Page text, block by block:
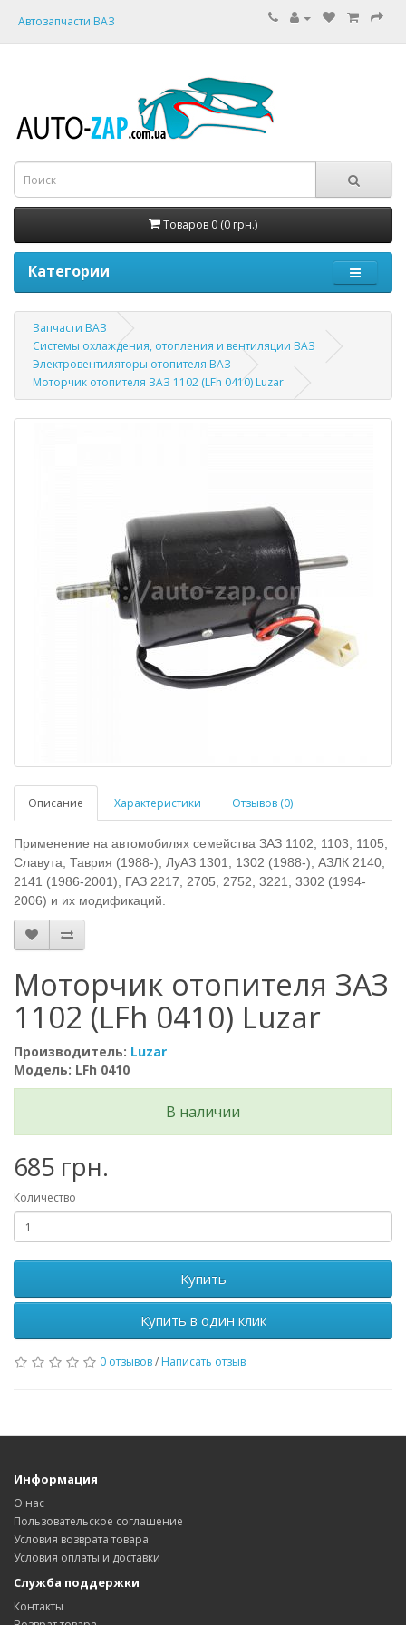
Автозапчасти ВАЗ
Товаров 0 (0 грн.)
Категории
Запчасти ВАЗ
Системы охлаждения, отопления и вентиляции ВАЗ
Электровентиляторы отопителя ВАЗ
Моторчик отопителя ЗАЗ 1102 (LFh 0410) Luzar
Описание Характеристики Отзывов (0)
Применение на автомобилях семейства ЗАЗ 1102, 1103, 1105,
Славута, Таврия (1988-), ЛуАЗ 1301, 1302 (1988-), АЗЛК 2140,
2141 (1986-2001), ГАЗ 2217, 2705, 2752, 3221, 3302 (1994-
2006) и их модификаций.
Моторчик отопителя ЗАЗ
1102 (LFh 0410) Luzar
Производитель: Luzar
Модель: LFh 0410
В наличии
685 грн.
Количество
Купить
Купить в один клик
0 отзывов/ Написать отзыв
Информация
О нас
Пользовательское соглашение
Условия возврата товара
Условия оплаты и доставки
Служба поддержки
Контакты